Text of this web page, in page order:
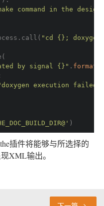
command in the
"cd {};
by signal {}" . format
execution
)
插件将能够与所选择的
XML输出。